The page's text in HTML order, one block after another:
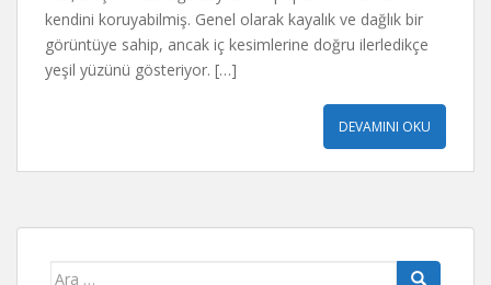
kendini koruyabilmiş. Genel olarak kayalık ve dağlık bir
görüntüye sahip, ancak iç kesimlerine doğru ilerledikçe
yeşil yüzünü gösteriyor. […]
DEVAMINI OKU
Arama